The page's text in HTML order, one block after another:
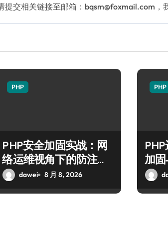
交相关链接至邮箱：bqsm@foxmail.com，
PHP
PHP安全加固实战：网
络运维视角下的防注入
技术进阶
dawei 8 月 8, 2026
PHP
加
策